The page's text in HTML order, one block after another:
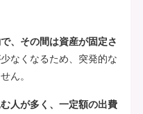
、その間は資産が固定さ
なくなるため、突発的な
ん。
人が多く、一定額の出費